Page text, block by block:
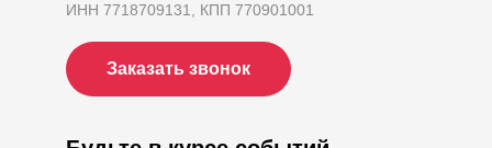
ИНН 7718709131, КПП 770901001
Заказать звонок